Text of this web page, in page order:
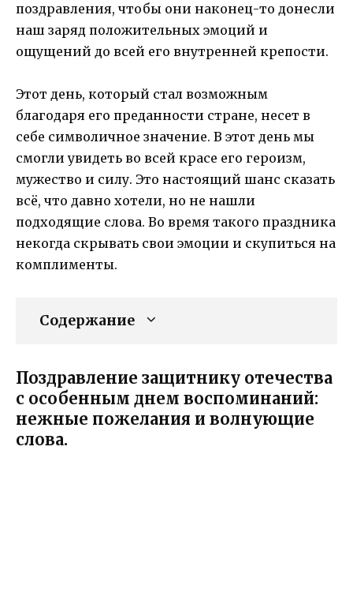
поздравления, чтобы они наконец-то донесли
наш заряд положительных эмоций и
ощущений до всей его внутренней крепости.
Этот день, который стал возможным
благодаря его преданности стране, несет в
себе символичное значение. В этот день мы
смогли увидеть во всей красе его героизм,
мужество и силу. Это настоящий шанс сказать
всё, что давно хотели, но не нашли
подходящие слова. Во время такого праздника
некогда скрывать свои эмоции и скупиться на
комплименты.
Содержание
Поздравление защитнику отечества
с особенным днем воспоминаний:
нежные пожелания и волнующие
слова.